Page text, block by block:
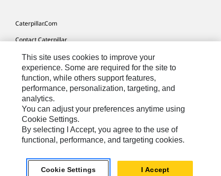
Caterpillar.com
Contact Caterpillar
Mijn Marketingvoorkeuren
Site Map
Cookie Settings
Legal
Privacy
Europe-Dutch© 2026 Caterpillar. Alle rechten voorbehouden.
This site uses cookies to improve your
experience. Some are required for the site to
function, while others support features,
performance, personalization, targeting, and
analytics.
You can adjust your preferences anytime using
Cookie Settings.
By selecting I Accept, you agree to the use of
functional, performance, and targeting cookies.
Cookie Settings I Accept